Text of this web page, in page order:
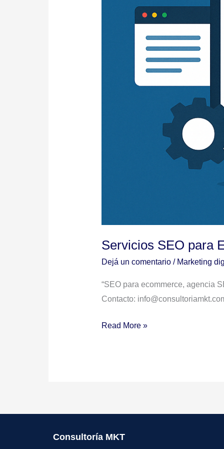
Servicios SEO para
Dejá un comentario / Marketing
“SEO para ecommerce, agencia
Contacto:
Read More »
Consultoría MKT